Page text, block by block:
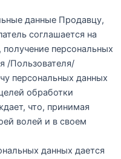
данные Продавцу,
соглашается на
персональных
/Пользователя/
персональных данных
обработки
что, принимая
волей и в своем
данных дается